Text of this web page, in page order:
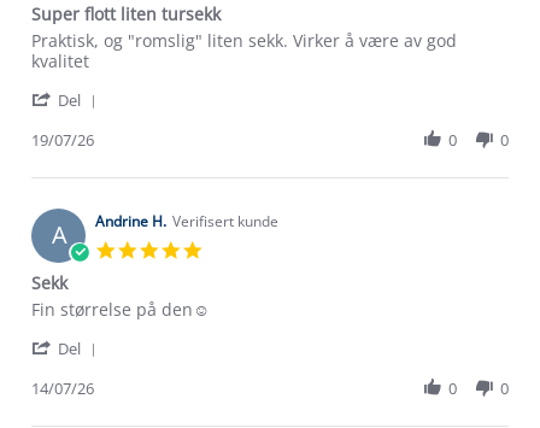
Super flott liten tursekk
Review
by
L.
19
2026
review
stating
flott
tursekk
Praktisk, og "romslig" liten sekk. Virker å være av god
kvalitet
Del
Ingvild
on
19
Jul
19/07/26 0 0
A Andrine H. Verifisert kunde
Sekk
Review
Andrine
on
review
Sekk
Fin størrelse på den☺️
Del
14/07/26 0 0